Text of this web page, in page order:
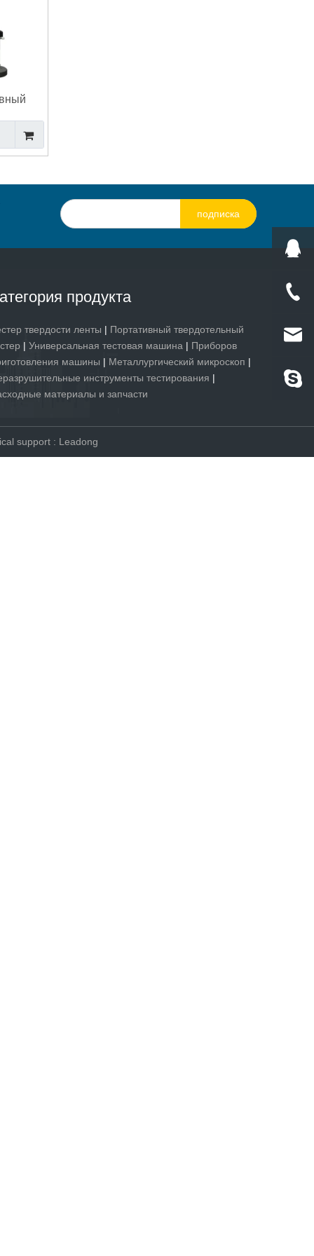
3000P
подписка
продукта
твердости ленты | Портативный твердотельный
| Универсальная тестовая машина | Приборов
машины | Металлургический микроскоп |
инструменты тестирования |
материалы и запчасти
support : Leadong